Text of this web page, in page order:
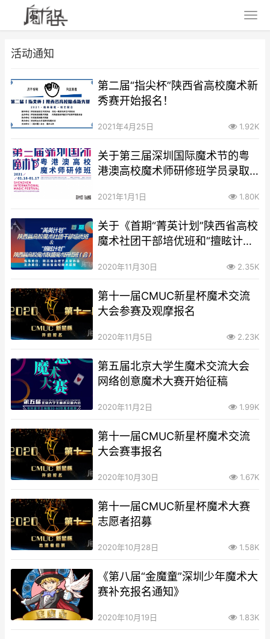
活动通知
第二届“指尖杯”陕西省高校魔术新
秀赛开始报名！
2021年4月25日 1.92K
关于第三届深圳国际魔术节的粤
港澳高校魔术师研修班学员录取
2021年1月1日 1.80K
关于《首期“菁英计划”陕西省高校
魔术社团干部培优班和“擅眩计划”
班》的通知
2020年11月30日 2.35K
第十一届CMUC新星杯魔术交流
大会参赛及观摩报名
2020年11月5日 2.23K
第五届北京大学生魔术交流大会
网络创意魔术大赛开始征稿
2020年11月2日 1.99K
第十一届CMUC新星杯魔术交流
大会赛事报名
2020年10月30日 1.67K
第十一届CMUC新星杯魔术大赛
志愿者招募
2020年10月28日 1.58K
《第八届“金魔童”深圳少年魔术大
赛补充报名通知》
2020年10月19日 1.83K